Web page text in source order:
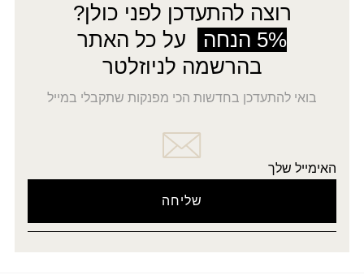
רוצה להתעדכן לפני כולן?
5% הנחה
על כל האתר
בהרשמה לניוזלטר
בואי להתעדכן בחדשות הכי מפנקות שתקבלי במייל
האימייל שלך